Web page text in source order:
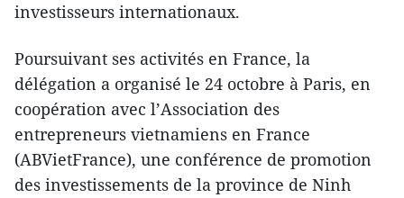
investisseurs internationaux.
Poursuivant ses activités en France, la
délégation a organisé le 24 octobre à Paris, en
coopération avec l’Association des
entrepreneurs vietnamiens en France
(ABVietFrance), une conférence de promotion
des investissements de la province de Ninh